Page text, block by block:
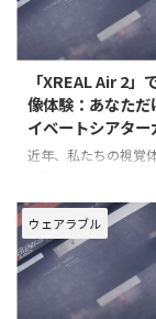
を超え、まるでその
ような圧倒的な没入
「XREAL Air 2」
像体験：あなただ
イベートシアター
近年、私たちの視覚
トグラスが注目を集
特に「XREAL Air 2」
い没入感と携帯性に
いても自分だけの大
テイメントを楽しめ
品として、多くのユー
ウェアラブル